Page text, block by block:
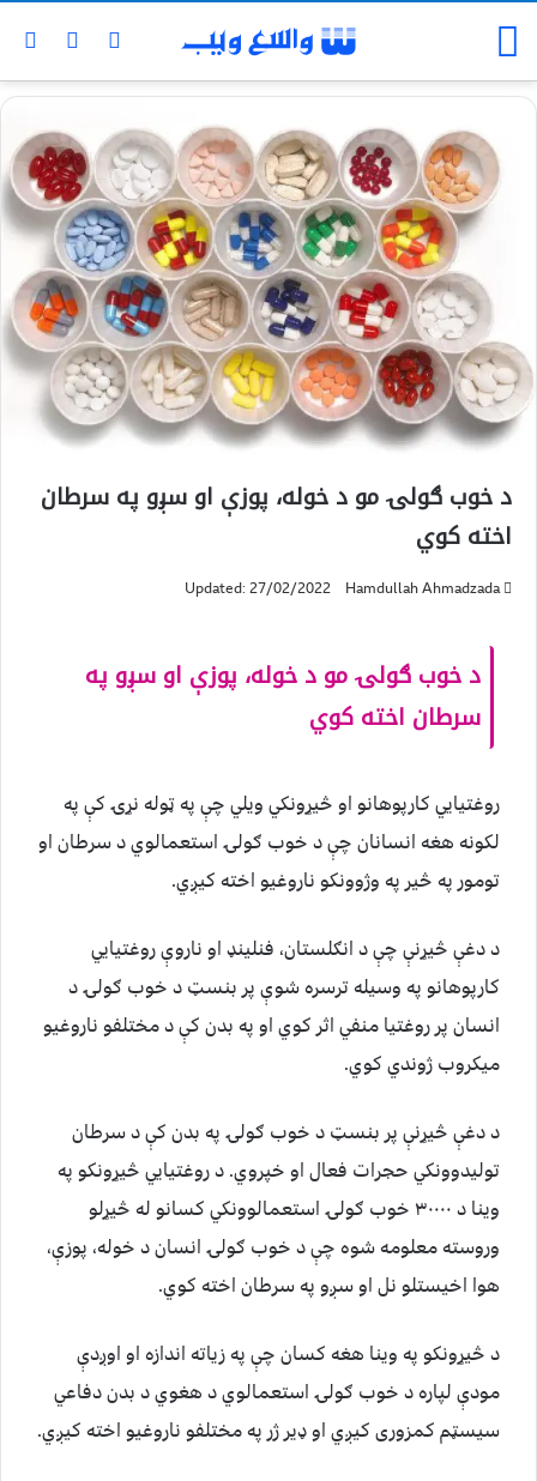
د خوب ګولۍ مو د خوله، پوزې او سږو په سرطان
اخته کوي
Hamdullah Ahmadzada
Updated: 27/02/2022
د خوب ګولۍ مو د خوله، پوزې او سږو په
سرطان اخته کوي
روغتیايي کارپوهانو او څیړونکي ویلي چې په ټوله نړۍ کې په
لکونه هغه انسانان چې د خوب ګولۍ استعمالوي د سرطان او
تومور په څیر په وژوونکو ناروغیو اخته کیږي.
د دغې څیړنې چې د انګلستان، فنلینډ او ناروې روغتیايي
کارپوهانو په وسیله ترسره شوې پر بنسټ د خوب ګولۍ د
انسان پر روغتیا منفي اثر کوي او په بدن کې د مختلفو ناروغیو
میکروب ژوندي کوي.
د دغې څیړنې پر بنسټ د خوب ګولۍ په بدن کې د سرطان
تولیدوونکي حجرات فعال او خپروي. د روغتیايي څیړونکو په
وینا د ۳۰۰۰۰ خوب ګولۍ استعمالوونکي کسانو له څیړلو
وروسته معلومه شوه چې د خوب ګولۍ انسان د خوله، پوزې،
هوا اخیستلو نل او سږو په سرطان اخته کوي.
د څیړونکو په وینا هغه کسان چې په زیاته اندازه او اوږدې
مودې لپاره د خوب ګولۍ استعمالوي د هغوي د بدن دفاعي
سیسټم کمزوری کیږي او ډیر ژر په مختلفو ناروغیو اخته کیږي.